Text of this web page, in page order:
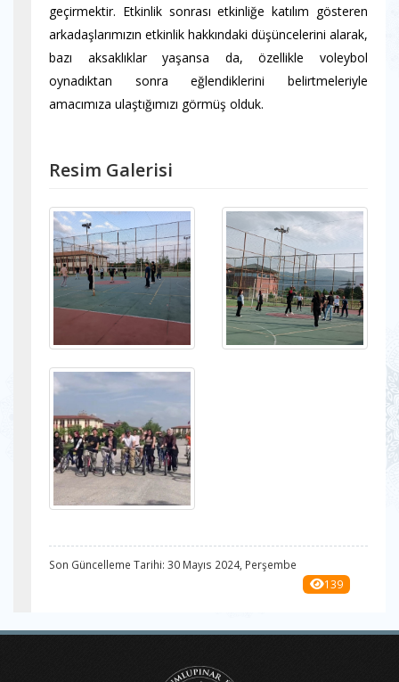
geçirmektir. Etkinlik sonrası etkinliğe katılım gösteren
arkadaşlarımızın etkinlik hakkındaki düşüncelerini alarak,
bazı aksaklıklar yaşansa da, özellikle voleybol
oynadıktan sonra eğlendiklerini belirtmeleriyle
amacımıza ulaştığımızı görmüş olduk.
Resim Galerisi
Son Güncelleme Tarihi: 30 Mayıs 2024, Perşembe
139